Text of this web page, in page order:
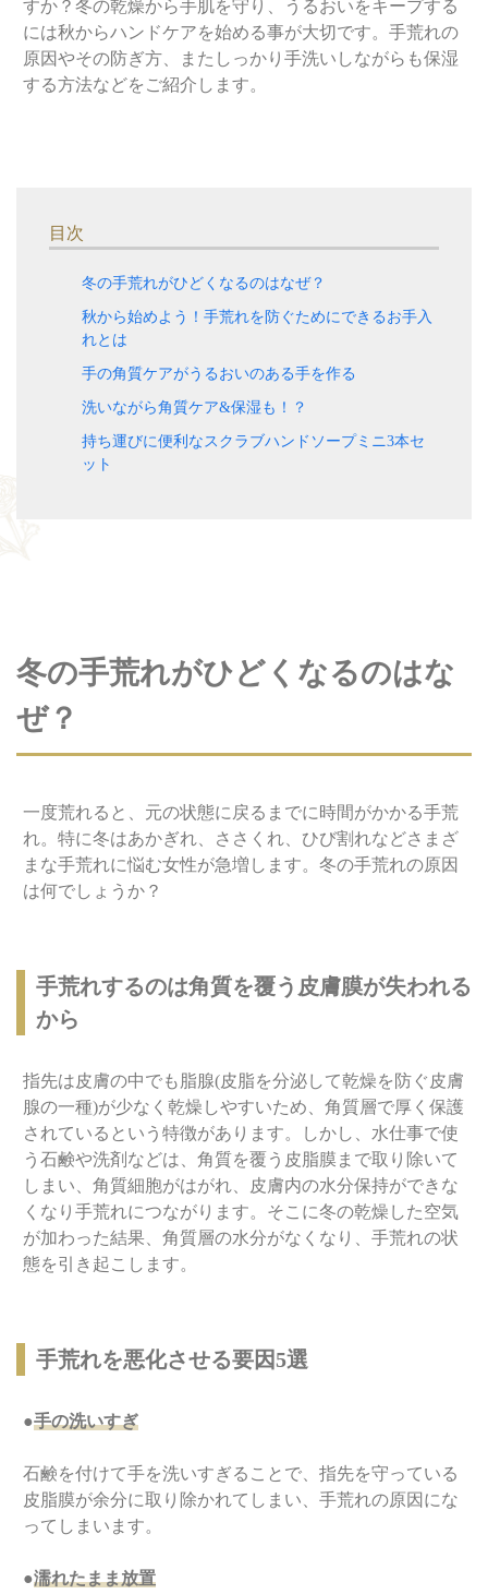
すか？冬の乾燥から手肌を守り、うるおいをキープする
には秋からハンドケアを始める事が大切です。手荒れの
原因やその防ぎ方、またしっかり手洗いしながらも保湿
する方法などをご紹介します。
目次
冬の手荒れがひどくなるのはなぜ？
秋から始めよう！手荒れを防ぐためにできるお手入
れとは
手の角質ケアがうるおいのある手を作る
洗いながら角質ケア&保湿も！？
持ち運びに便利なスクラブハンドソープミニ3本セ
ット
冬の手荒れがひどくなるのはな
ぜ？
一度荒れると、元の状態に戻るまでに時間がかかる手荒
れ。特に冬はあかぎれ、ささくれ、ひび割れなどさまざ
まな手荒れに悩む女性が急増します。冬の手荒れの原因
は何でしょうか？
手荒れするのは角質を覆う皮膚膜が失われる
から
指先は皮膚の中でも脂腺(皮脂を分泌して乾燥を防ぐ皮膚
腺の一種)が少なく乾燥しやすいため、角質層で厚く保護
されているという特徴があります。しかし、水仕事で使
う石鹸や洗剤などは、角質を覆う皮脂膜まで取り除いて
しまい、角質細胞がはがれ、皮膚内の水分保持ができな
くなり手荒れにつながります。そこに冬の乾燥した空気
が加わった結果、角質層の水分がなくなり、手荒れの状
態を引き起こします。
手荒れを悪化させる要因5選
●手の洗いすぎ
石鹸を付けて手を洗いすぎることで、指先を守っている
皮脂膜が余分に取り除かれてしまい、手荒れの原因にな
ってしまいます。
●濡れたまま放置